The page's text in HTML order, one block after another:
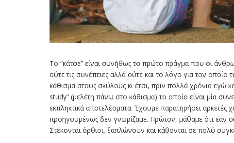
Το “κάτσε” είναι συνήθως το πρώτο πράγμα που οι
ούτε τις συνέπειες αλλά ούτε και το λόγο για τον
κάθισμα στους σκύλους κι έτσι, πριν πολλά χρόνια εγώ
study” (μελέτη πάνω στο κάθισμα) το οποίο είναι μία
εκπληκτικά αποτελέσματα. Έχουμε παρατηρήσει
προηγουμένως δεν γνωρίζαμε. Πρώτον, μάθαμε ότι εάν
Στέκονται όρθιοι, ξαπλώνουν και κάθονται σε πολύ